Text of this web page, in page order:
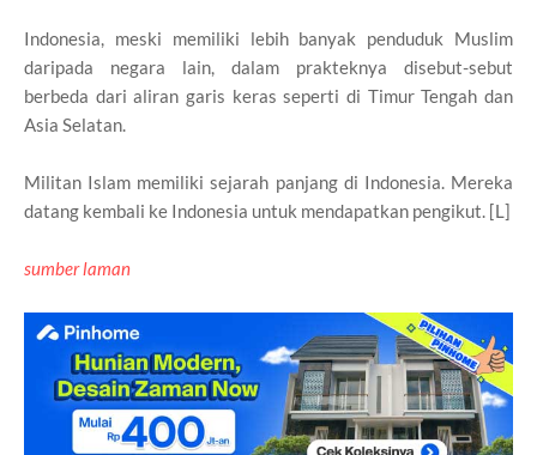
Indonesia, meski memiliki lebih banyak penduduk Muslim
daripada negara lain, dalam prakteknya disebut-sebut
berbeda dari aliran garis keras seperti di Timur Tengah dan
Asia Selatan.
Militan Islam memiliki sejarah panjang di Indonesia. Mereka
datang kembali ke Indonesia untuk mendapatkan pengikut. [L]
sumber laman